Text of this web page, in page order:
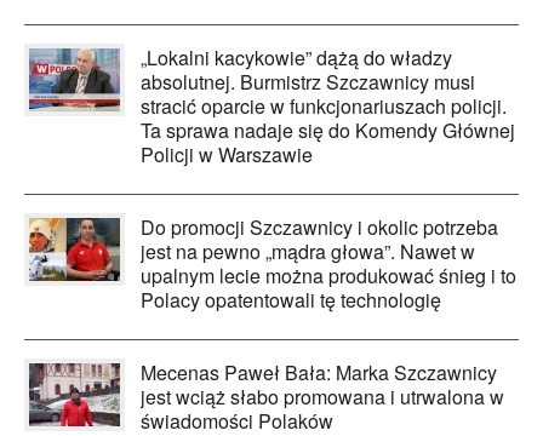
„Lokalni kacykowie” dążą do władzy
absolutnej. Burmistrz Szczawnicy musi
stracić oparcie w funkcjonariuszach policji.
Ta sprawa nadaje się do Komendy Głównej
Policji w Warszawie
Do promocji Szczawnicy i okolic potrzeba
jest na pewno „mądra głowa”. Nawet w
upalnym lecie można produkować śnieg i to
Polacy opatentowali tę technologię
Mecenas Paweł Bała: Marka Szczawnicy
jest wciąż słabo promowana i utrwalona w
świadomości Polaków